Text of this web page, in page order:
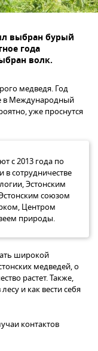
выбран бурый
года
волк.
медведя. Год
в Международный
уже проснутся
с 2013 года по
в сотрудничестве
Эстонским
союзом
Центром
природы.
широкой
медведей, о
растет. Также,
и как вести себя
контактов